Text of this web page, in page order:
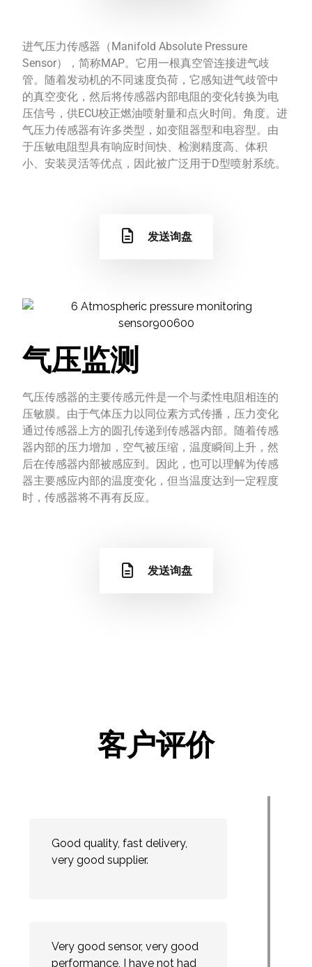
进气压力传感器（Manifold Absolute Pressure
Sensor），简称MAP。它用一根真空管连接进气歧
管。随着发动机的不同速度负荷，它感知进气歧管中
的真空变化，然后将传感器内部电阻的变化转换为电
压信号，供ECU校正燃油喷射量和点火时间。角度。进
气压力传感器有许多类型，如变阻器型和电容型。由
于压敏电阻型具有响应时间快、检测精度高、体积
小、安装灵活等优点，因此被广泛用于D型喷射系统。
发送询盘
气压监测
气压传感器的主要传感元件是一个与柔性电阻相连的
压敏膜。由于气体压力以同位素方式传播，压力变化
通过传感器上方的圆孔传递到传感器内部。随着传感
器内部的压力增加，空气被压缩，温度瞬间上升，然
后在传感器内部被感应到。因此，也可以理解为传感
器主要感应内部的温度变化，但当温度达到一定程度
时，传感器将不再有反应。
发送询盘
客户评价
Good quality, fast delivery,
very good supplier.
Very good sensor, very good
performance, I have not had